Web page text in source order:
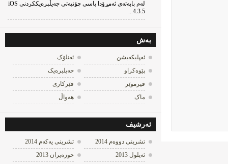
له‌م بابه‌ته‌ی ئه‌مڕۆدا باسی چۆنیه‌تی جه‌یڵبره‌یککردنی iOS
4.3.5...
به‌ش
ئه‌پلیکه‌یشن
ئه‌نلۆک
پێوه‌کراو
جه‌یلبره‌یک
فیرموێر
فێرکاری
ماک
هه‌واڵ
ئه‌رشیف
تشرینی دووه‌م 2014
تشرینی یه‌كه‌م 2014
ئه‌یلول 2013
حوزه‌یران 2013